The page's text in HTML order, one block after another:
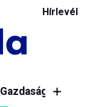
Hírlevél
Gazdaság